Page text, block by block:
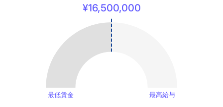
¥16,500,000
最低賃金 最高給与